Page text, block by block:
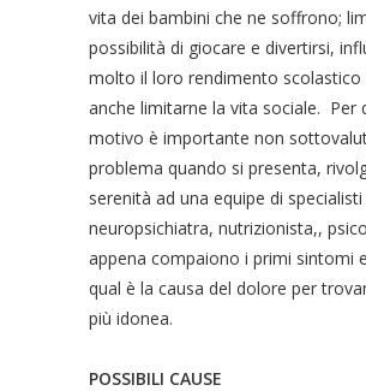
vita dei bambini che ne soffrono;
possibilità di giocare e divertirsi,
molto il loro rendimento scolastico
anche limitarne la vita sociale. Per
motivo è importante non
problema quando si presenta,
serenità ad una equipe di
neuropsichiatra, nutrizionista,,
appena compaiono i primi sintomi
qual è la causa del dolore per
più idonea.
POSSIBILI CAUSE